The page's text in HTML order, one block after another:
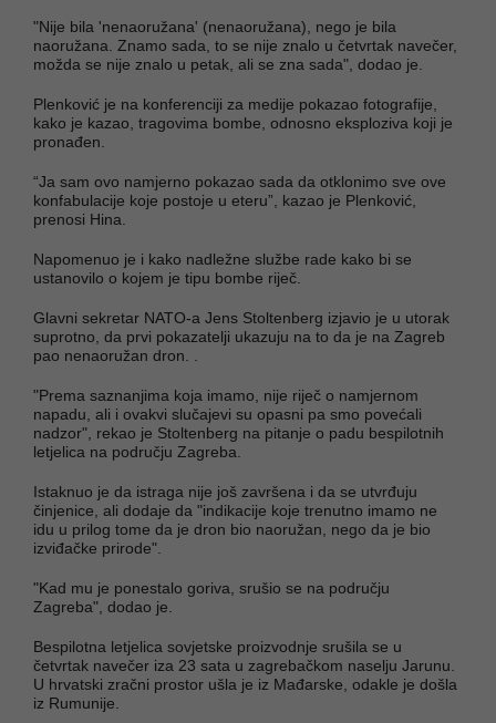
"Nije bila 'nenaoružana' (nenaoružana), nego je bila
naoružana. Znamo sada, to se nije znalo u četvrtak navečer,
možda se nije znalo u petak, ali se zna sada", dodao je.
Plenković je na konferenciji za medije pokazao fotografije,
kako je kazao, tragovima bombe, odnosno eksploziva koji je
pronađen.
“Ja sam ovo namjerno pokazao sada da otklonimo sve ove
konfabulacije koje postoje u eteru”, kazao je Plenković,
prenosi Hina.
Napomenuo je i kako nadležne službe rade kako bi se
ustanovilo o kojem je tipu bombe riječ.
Glavni sekretar NATO-a Jens Stoltenberg izjavio je u utorak
suprotno, da prvi pokazatelji ukazuju na to da je na Zagreb
pao nenaoružan dron. .
"Prema saznanjima koja imamo, nije riječ o namjernom
napadu, ali i ovakvi slučajevi su opasni pa smo povećali
nadzor", rekao je Stoltenberg na pitanje o padu bespilotnih
letjelica na području Zagreba.
Istaknuo je da istraga nije još završena i da se utvrđuju
činjenice, ali dodaje da "indikacije koje trenutno imamo ne
idu u prilog tome da je dron bio naoružan, nego da je bio
izviđačke prirode".
"Kad mu je ponestalo goriva, srušio se na području
Zagreba", dodao je.
Bespilotna letjelica sovjetske proizvodnje srušila se u
četvrtak navečer iza 23 sata u zagrebačkom naselju Jarunu.
U hrvatski zračni prostor ušla je iz Mađarske, odakle je došla
iz Rumunije.